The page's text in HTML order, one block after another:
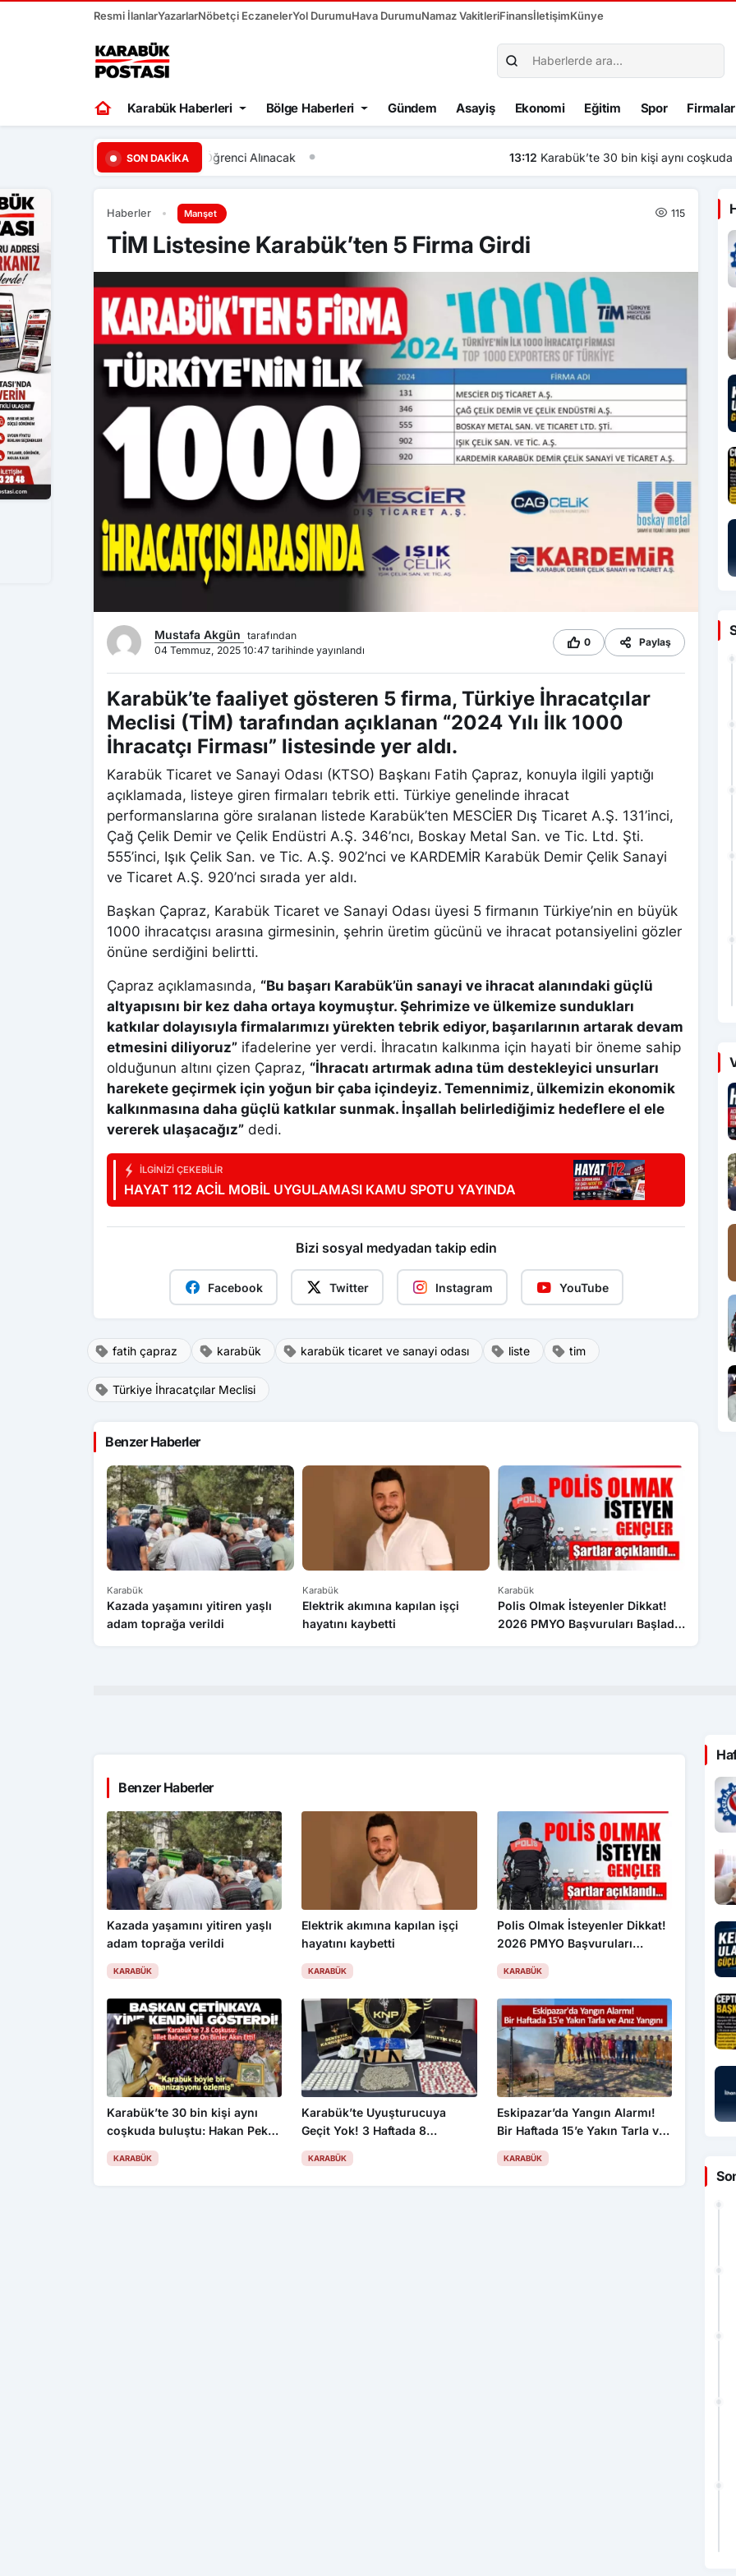
Resmi İlanlarYazarlarNöbetçi EczanelerYol DurumuHava DurumuNamaz VakitleriFinansİletişimKünye
Karabük Haberleri Bölge Haberleri Gündem Asayiş Ekonomi Eğitim Spor Firmalar
SON DAKIKA 13:12 Karabük’te 30 bin kişi aynı coşkuda buluştu: Hakan Peker ve Sefo sahneyi salladı
Haberler Manşet 115
TİM Listesine Karabük’ten 5 Firma Girdi
Mustafa Akgün tarafından
04 Temmuz, 2025 10:47 tarihinde yayınlandı
0 Paylaş
Karabük’te faaliyet gösteren 5 firma, Türkiye İhracatçılar
Meclisi (TİM) tarafından açıklanan “2024 Yılı İlk 1000
İhracatçı Firması” listesinde yer aldı.
Karabük Ticaret ve Sanayi Odası (KTSO) Başkanı Fatih Çapraz, konuyla ilgili yaptığı
açıklamada, listeye giren firmaları tebrik etti. Türkiye genelinde ihracat
performanslarına göre sıralanan listede Karabük’ten MESCİER Dış Ticaret A.Ş. 131’inci,
Çağ Çelik Demir ve Çelik Endüstri A.Ş. 346’ncı, Boskay Metal San. ve Tic. Ltd. Şti.
555’inci, Işık Çelik San. ve Tic. A.Ş. 902’nci ve KARDEMİR Karabük Demir Çelik Sanayi
ve Ticaret A.Ş. 920’nci sırada yer aldı.
Başkan Çapraz, Karabük Ticaret ve Sanayi Odası üyesi 5 firmanın Türkiye’nin en büyük
1000 ihracatçısı arasına girmesinin, şehrin üretim gücünü ve ihracat potansiyelini gözler
önüne serdiğini belirtti.
Çapraz açıklamasında, “Bu başarı Karabük’ün sanayi ve ihracat alanındaki güçlü
altyapısını bir kez daha ortaya koymuştur. Şehrimize ve ülkemize sundukları
katkılar dolayısıyla firmalarımızı yürekten tebrik ediyor, başarılarının artarak devam
etmesini diliyoruz” ifadelerine yer verdi. İhracatın kalkınma için hayati bir öneme sahip
olduğunun altını çizen Çapraz, “İhracatı artırmak adına tüm destekleyici unsurları
harekete geçirmek için yoğun bir çaba içindeyiz. Temennimiz, ülkemizin ekonomik
kalkınmasına daha güçlü katkılar sunmak. İnşallah belirlediğimiz hedeflere el ele
vererek ulaşacağız” dedi.
İLGINIZI ÇEKEBILIR
HAYAT 112 ACİL MOBİL UYGULAMASI KAMU SPOTU YAYINDA
Bizi sosyal medyadan takip edin
Facebook Twitter Instagram YouTube
fatih çapraz karabük karabük ticaret ve sanayi odası liste tim
Türkiye İhracatçılar Meclisi
Benzer Haberler
Karabük
Kazada yaşamını yitiren yaşlı
adam toprağa verildi
Karabük
Elektrik akımına kapılan işçi
hayatını kaybetti
Karabük
Polis Olmak İsteyenler Dikkat!
2026 PMYO Başvuruları Başladı:
Benzer Haberler
Kazada yaşamını yitiren yaşlı
adam toprağa verildi
KARABÜK
Elektrik akımına kapılan işçi
hayatını kaybetti
KARABÜK
Polis Olmak İsteyenler Dikkat!
2026 PMYO Başvuruları
Başladı: 3 Bin 250 Öğrenci
Alınacak
KARABÜK
Karabük’te 30 bin kişi aynı
coşkuda buluştu: Hakan Peker
ve Sefo sahneyi salladı
KARABÜK
Karabük’te Uyuşturucuya
Geçit Yok! 3 Haftada 8
Operasyon: 2 Tutuklama, 4
Firari Yakalandı
KARABÜK
Eskipazar’da Yangın Alarmı!
Bir Haftada 15’e Yakın Tarla ve
Anız Yangını
KARABÜK